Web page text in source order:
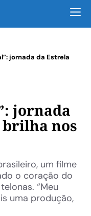
jornada da Estrela
jornada
brilha nos
um filme
o coração do
“Meu
uma produção,